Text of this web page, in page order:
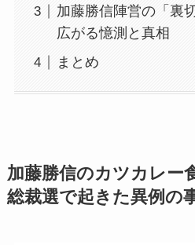
加藤勝信陣営の「裏
広がる憶測と真相
まとめ
加藤勝信のカツカレー
総裁選で起きた異例の